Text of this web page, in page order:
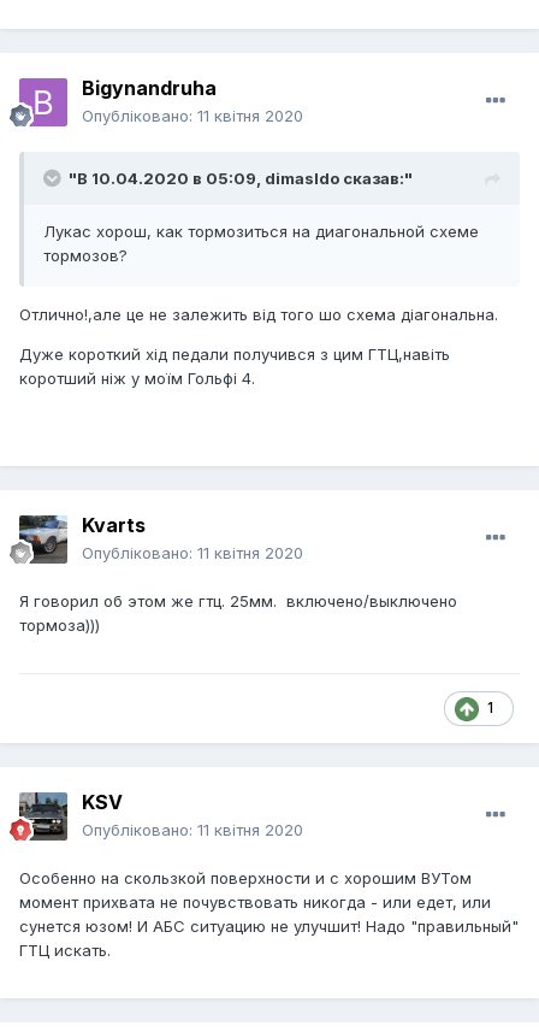
Bigynandruha
Опубліковано: 11 квітня 2020
"В 10.04.2020 в 05:09, dimasldo сказав:"
Лукас хорош, как тормозиться на диагональной схеме
тормозов?
Отлично!,але це не залежить від того шо схема діагональна.
Дуже короткий хід педали получився з цим ГТЦ,навіть
коротший ніж у моїм Гольфі 4.
Kvarts
Опубліковано: 11 квітня 2020
Я говорил об этом же гтц. 25мм. включено/выключено
тормоза)))
1
KSV
Опубліковано: 11 квітня 2020
Особенно на скользкой поверхности и с хорошим ВУТом
момент прихвата не почувствовать никогда - или едет, или
сунется юзом! И АБС ситуацию не улучшит! Надо "правильный"
ГТЦ искать.